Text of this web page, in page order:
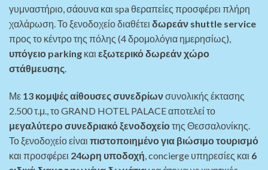
γυμναστήριο, σάουνα και spa θεραπείες προσφέρει πλήρη
χαλάρωση. Το ξενοδοχείο διαθέτει δωρεάν shuttle service
προς το κέντρο της πόλης (4 δρομολόγια ημερησίως),
υπόγειο parking και εξωτερικό δωρεάν χώρο
στάθμευσης.
Με 13 κομψές αίθουσες συνεδρίωνσυνολικής έκτασης
2.500 τ.μ., το GRAND HOTEL PALACE αποτελεί το
μεγαλύτερο συνεδριακό ξενοδοχείοτης Θεσσαλονίκης.
Το ξενοδοχείο είναι πιστοποιημένο για βιώσιμο τουρισμό
και προσφέρει 24ωρη υποδοχή , concierge υπηρεσίες και 6